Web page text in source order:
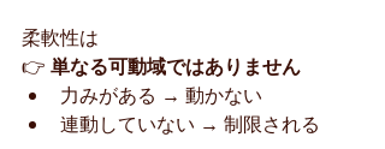
柔軟性は
👉 単なる可動域ではありません
力みがある → 動かない
連動していない → 制限される